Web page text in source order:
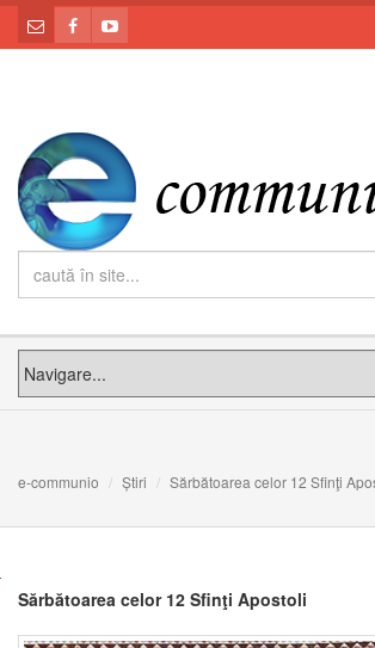
e-communio Știri Sărbătoarea celor 12 Sfinţi
Sărbătoarea celor 12 Sfinţi Apostoli